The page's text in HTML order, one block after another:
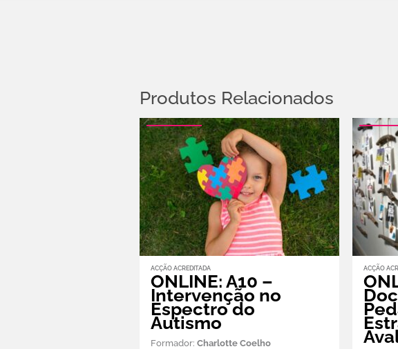
Produtos Relacionados
ACÇÃO ACREDITADA
ONLINE: A10 –
Intervenção no
Espectro do
Autismo
Formador: Charlotte Coelho
ACÇÃO